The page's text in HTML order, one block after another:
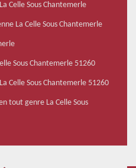
Celle Sous Chantemerle
La Celle Sous Chantemerle
Sous Chantemerle 51260
Celle Sous Chantemerle 51260
tout genre La Celle Sous